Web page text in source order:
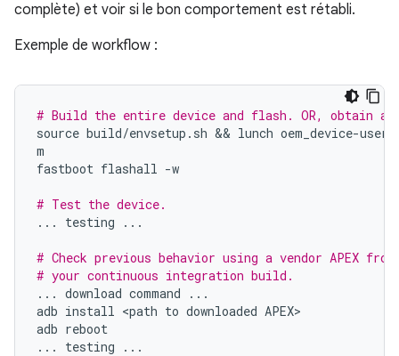
complète) et voir si le bon comportement est rétabli.
Exemple de workflow :
# Build the entire device and flash. OR, obtain
source build/envsetup . sh && lunch oem_device-
m
fastboot flashall -w
# Test the device.
...
testing ...
# Check previous behavior using a vendor APEX
# your continuous integration build.
... download command
...
adb install <path to downloaded APEX
adb reboot
...
testing ...